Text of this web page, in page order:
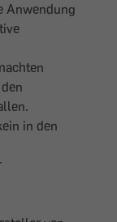
Anwendung
in den